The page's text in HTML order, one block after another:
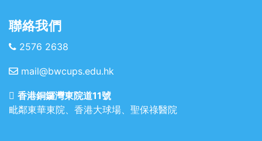
聯絡我們
2576 2638
mail@bwcups.edu.hk
香港銅鑼灣東院道11號
毗鄰東華東院、香港大球場、聖保祿醫院